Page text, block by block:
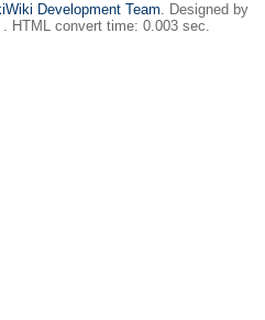
Development Team. Designed by
HTML convert time: 0.003 sec.